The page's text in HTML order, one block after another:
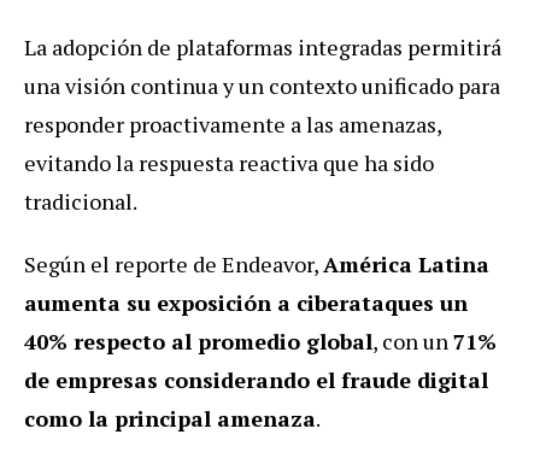
La adopción de plataformas integradas permitirá
una visión continua y un contexto unificado para
responder proactivamente a las amenazas,
evitando la respuesta reactiva que ha sido
tradicional.
Según el reporte de Endeavor,América Latina
aumenta su exposición a ciberataques un
40% respecto al promedio global, con un71%
de empresas considerando el fraude digital
como la principal amenaza.